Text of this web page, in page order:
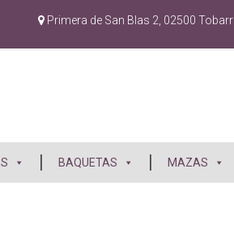
Primera de San Blas 2, 02500
BAQUETAS MAZAS